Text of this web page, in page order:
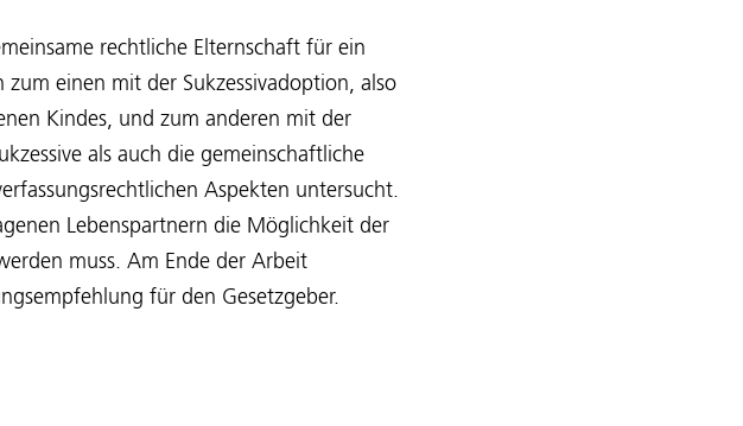
rechtliche Elternschaft für ein
einen mit der Sukzessivadoption, also
Kindes, und zum anderen mit der
als auch die gemeinschaftliche
Aspekten untersucht.
Lebenspartnern die Möglichkeit der
muss. Am Ende der Arbeit
für den Gesetzgeber.